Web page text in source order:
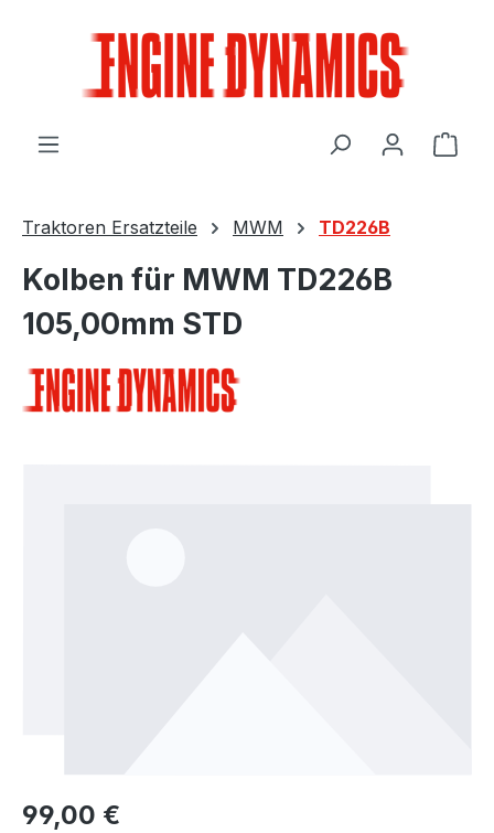
Traktoren Ersatzteile MWM TD226B
Kolben für MWM TD226B
105,00mm STD
Regulärer Preis:
99,00 €